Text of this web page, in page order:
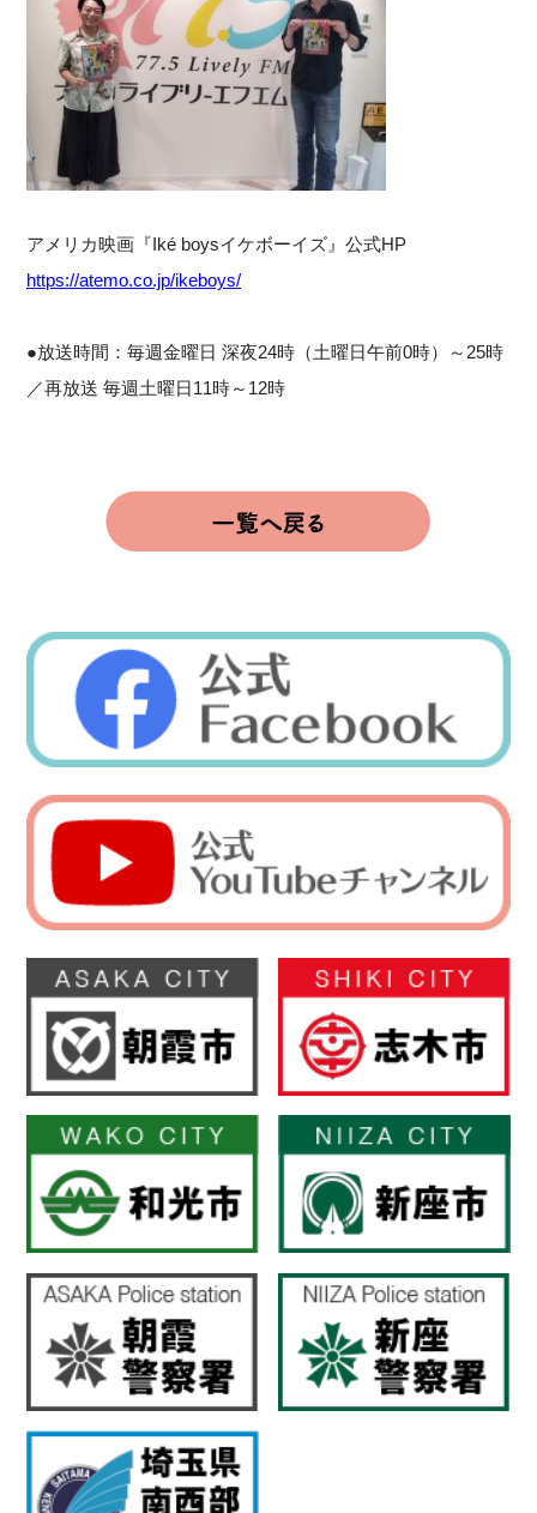
アメリカ映画『Iké boysイケボーイズ』公式HP
https://atemo.co.jp/ikeboys/
●放送時間：毎週金曜日 深夜24時（土曜日午前0時）～25時
／再放送 毎週土曜日11時～12時